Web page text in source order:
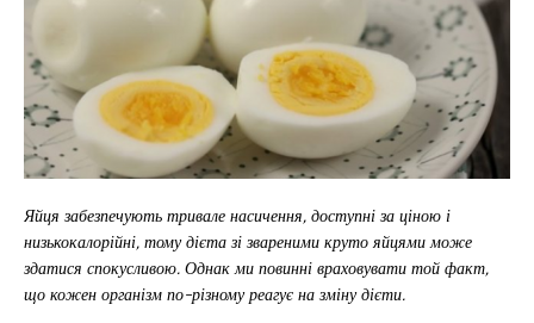
Яйця забезпечують тривале насичення, доступні за ціною і
низькокалорійні, тому дієта зі звареними круто яйцями може
здатися спокусливою. Однак ми повинні враховувати той факт,
що кожен організм по-різному реагує на зміну дієти.